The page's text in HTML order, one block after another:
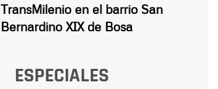
TransMilenio en el barrio San
Bernardino XIX de Bosa
ESPECIALES